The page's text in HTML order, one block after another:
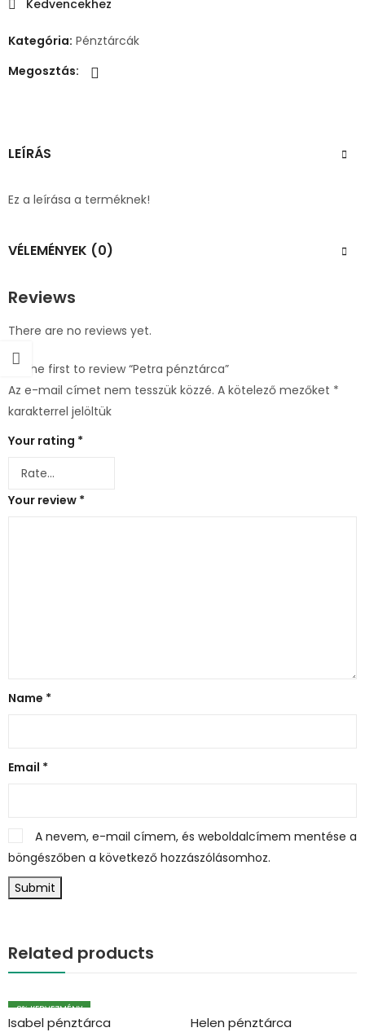
Kedvencekhez
Kategória: Pénztárcák
Megosztás:
LEÍRÁS
Ez a leírása a terméknek!
VÉLEMÉNYEK (0)
Reviews
There are no reviews yet.
Be the first to review “Petra pénztárca”
Az e-mail címet nem tesszük közzé. A kötelező mezőket *
karakterrel jelöltük
Your rating *
Your review *
Name *
Email *
A nevem, e-mail címem, és weboldalcímem mentése a
böngészőben a következő hozzászólásomhoz.
Related products
8% KEDVEZMÉNY
Isabel pénztárca Helen pénztárca